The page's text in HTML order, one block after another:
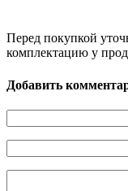
Перед покупкой
комплектацию у
Добавить